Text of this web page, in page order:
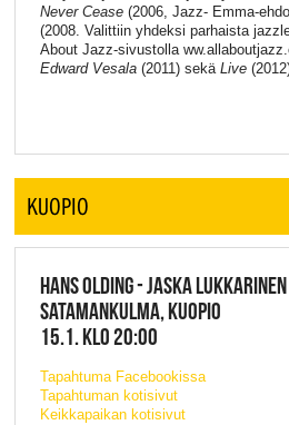
Never Cease(2006, Jazz- Emma-
(2008. Valittiin yhdeksi parhaista
About Jazz-sivustolla
Edward Vesala(2011) sekä Live
KUOPIO
HANS OLDING - JASKA
SATAMANKULMA, KUOPIO
15.1. KLO 20:00
Tapahtuma Facebookissa
Tapahtuman kotisivut
Keikkapaikan kotisivut